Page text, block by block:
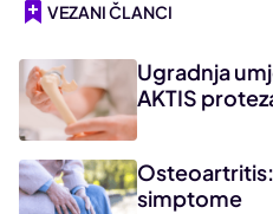
VEZANI ČLANCI
Ugradnja
AKTIS
simptome